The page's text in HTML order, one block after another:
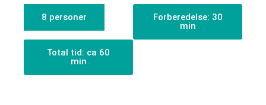
8 personer
Forberedelse: 30
min
Total tid: ca 60
min